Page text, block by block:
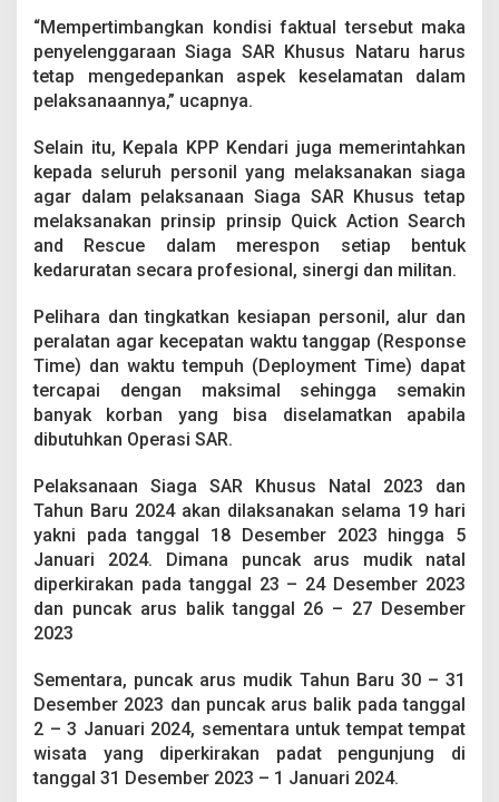
n
i
l
“Mempertimbangkan kondisi faktual tersebut maka
penyelenggaraan Siaga SAR Khusus Nataru harus
tetap mengedepankan aspek keselamatan dalam
pelaksanaannya,” ucapnya.
Selain itu, Kepala KPP Kendari juga memerintahkan
kepada seluruh personil yang melaksanakan siaga
agar dalam pelaksanaan Siaga SAR Khusus tetap
melaksanakan prinsip prinsip Quick Action Search
and Rescue dalam merespon setiap bentuk
kedaruratan secara profesional, sinergi dan militan.
Pelihara dan tingkatkan kesiapan personil, alur dan
peralatan agar kecepatan waktu tanggap (Response
Time) dan waktu tempuh (Deployment Time) dapat
tercapai dengan maksimal sehingga semakin
banyak korban yang bisa diselamatkan apabila
dibutuhkan Operasi SAR.
Pelaksanaan Siaga SAR Khusus Natal 2023 dan
Tahun Baru 2024 akan dilaksanakan selama 19 hari
yakni pada tanggal 18 Desember 2023 hingga 5
Januari 2024. Dimana puncak arus mudik natal
diperkirakan pada tanggal 23 – 24 Desember 2023
dan puncak arus balik tanggal 26 – 27 Desember
2023
Sementara, puncak arus mudik Tahun Baru 30 – 31
Desember 2023 dan puncak arus balik pada tanggal
2 – 3 Januari 2024, sementara untuk tempat tempat
wisata yang diperkirakan padat pengunjung di
tanggal 31 Desember 2023 – 1 Januari 2024.